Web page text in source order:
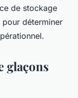
de stockage
déterminer
glaçons